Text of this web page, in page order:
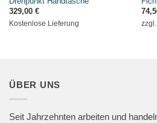
329,00 €
Kostenlose Lieferung zzgl.
ÜBER UNS
Seit Jahrzehnten arbeiten und